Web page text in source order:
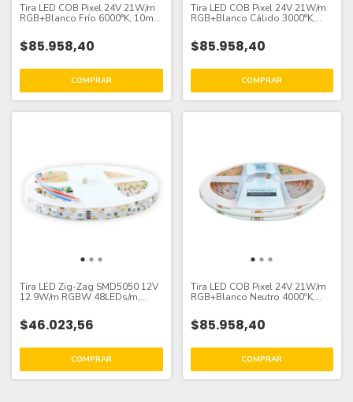
Tira LED COB Pixel 24V 21W/m
RGB+Blanco Frío 6000°K, 10mm
$85.958,40
Tira LED COB Pixel 24V 21W/m
RGB+Blanco Cálido 3000°K,
$85.958,40
Tira LED Zig-Zag SMD5050 12V
12.9W/m RGBW 48LEDs/m,
$46.023,56
Tira LED COB Pixel 24V 21W/m
RGB+Blanco Neutro 4000ºK,
$85.958,40